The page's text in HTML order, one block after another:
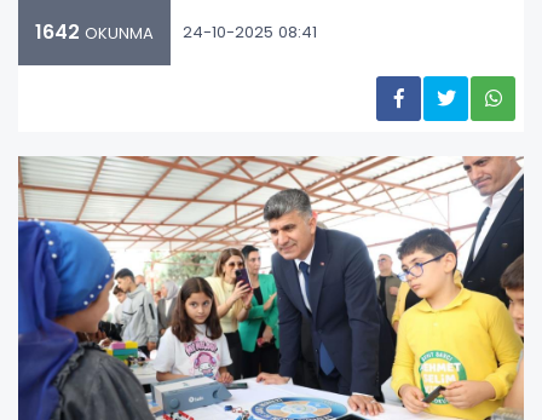
1642 OKUNMA 24-10-2025 08:41